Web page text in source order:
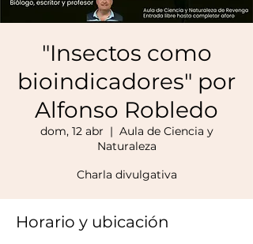
"Insectos como
bioindicadores" por
Alfonso Robledo
dom, 12 abr
  |
Aula de Ciencia y
Naturaleza
Charla divulgativa
Horario y ubicación